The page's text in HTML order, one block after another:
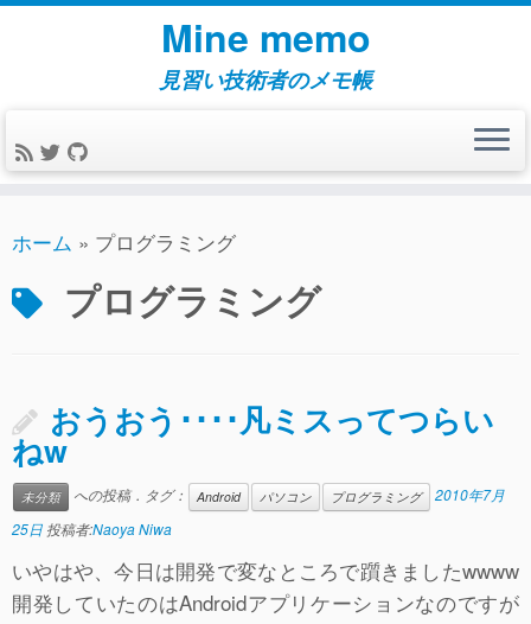
コ
ン
ツ
へ
キ
プ
Mine memo
見習い技術者のメモ帳
ホーム » プログラミング
プログラミング
おうおう････凡ミスってつらい
ねw
未分類 への投稿．タグ： Android パソコン プログラミング
2010年7月
25日 投稿者:Naoya Niwa
いやはや、今日は開発で変なところで躓きましたwwww
開発していたのはAndroidアプリケーションなのですが